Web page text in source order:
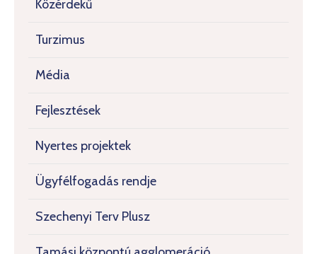
Közérdekű
Turzimus
Média
Fejlesztések
Nyertes projektek
Ügyfélfogadás rendje
Szechenyi Terv Plusz